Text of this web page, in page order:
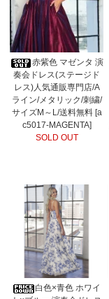
赤紫色 マゼンタ 演
奏会ドレス(ステージド
レス)人気通販専門店/A
ライン/メタリック/刺繍/
サイズM～L/送料無料 [a
c5017-MAGENTA]
SOLD OUT
白色×青色 ホワイ